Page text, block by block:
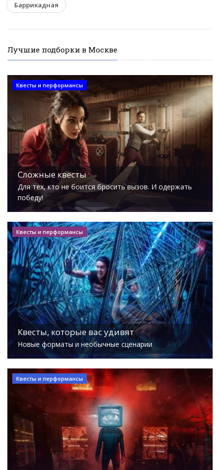
Баррикадная
Лучшие подборки в Москве
Квесты и перформансы
Сложные квесты
Для тех, кто не боится бросить вызов. И одержать
победу!
Квесты и перформансы
Квесты, которые вас удивят
Новые форматы и необычные сценарии
Квесты и перформансы